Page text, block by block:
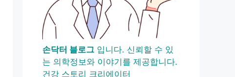
손닥터 블로그 입니다. 신뢰할 수 있
는 의학정보와 이야기를 제공합니다.
건강 스토리 크리에이터